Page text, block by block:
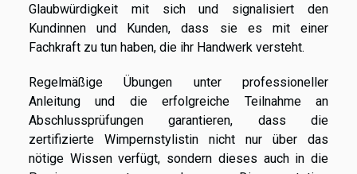
Glaubwürdigkeit mit sich und signalisiert den
Kundinnen und Kunden, dass sie es mit einer
Fachkraft zu tun haben, die ihr Handwerk versteht.
Regelmäßige Übungen unter professioneller
Anleitung und die erfolgreiche Teilnahme an
Abschlussprüfungen garantieren, dass die
zertifizierte Wimpernstylistin nicht nur über das
nötige Wissen verfügt, sondern dieses auch in die